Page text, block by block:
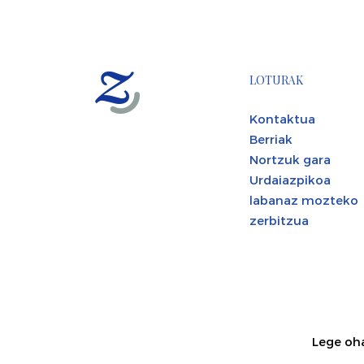
LOTURAK
Kontaktua
Berriak
Nortzuk gara
Urdaiazpikoa
labanaz mozteko
zerbitzua
Lege